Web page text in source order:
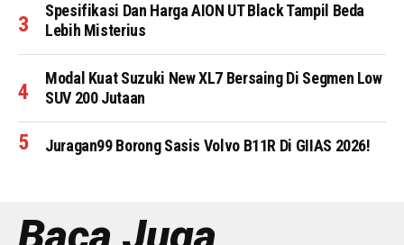
Spesifikasi Dan Harga AION UT Black Tampil Beda
Lebih Misterius
Modal Kuat Suzuki New XL7 Bersaing Di Segmen Low
SUV 200 Jutaan
Juragan99 Borong Sasis Volvo B11R Di GIIAS 2026!